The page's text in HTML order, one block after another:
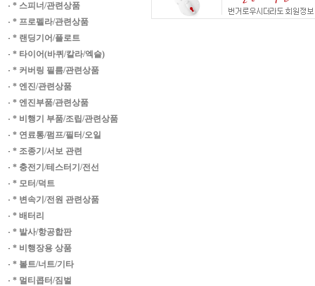
· * 스피너/관련상품
· * 프로펠라/관련상품
· * 랜딩기어/플로트
· * 타이어(바퀴/칼라/엑슬)
· * 커버링 필름/관련상품
· * 엔진/관련상품
· * 엔진부품/관련상품
· * 비행기 부품/조립/관련상품
· * 연료통/펌프/필터/오일
· * 조종기/서보 관련
· * 충전기/테스터기/전선
· * 모터/덕트
· * 변속기/전원 관련상품
· * 배터리
· * 발사/항공합판
· * 비행장용 상품
· * 볼트/너트/기타
· * 멀티콥터/짐벌